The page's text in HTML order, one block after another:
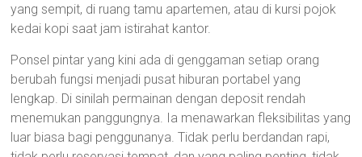
yang sempit, di ruang tamu apartemen, atau di kursi pojok
kedai kopi saat jam istirahat kantor.
Ponsel pintar yang kini ada di genggaman setiap orang
berubah fungsi menjadi pusat hiburan portabel yang
lengkap. Di sinilah permainan dengan deposit rendah
menemukan panggungnya. Ia menawarkan fleksibilitas yang
luar biasa bagi penggunanya. Tidak perlu berdandan rapi,